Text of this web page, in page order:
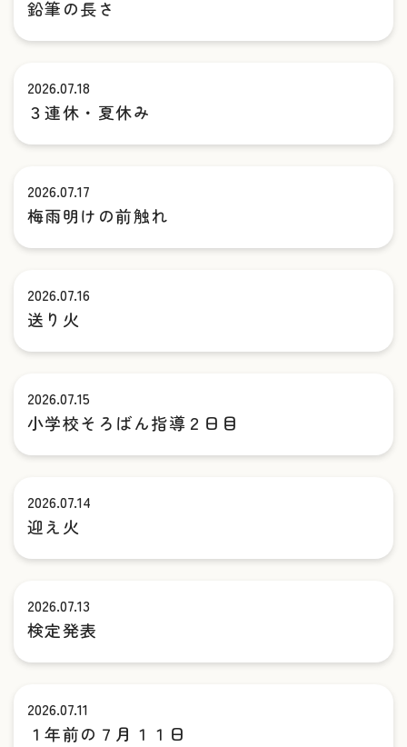
鉛筆の長さ
2026.07.18
３連休・夏休み
2026.07.17
梅雨明けの前触れ
2026.07.16
送り火
2026.07.15
小学校そろばん指導２日目
2026.07.14
迎え火
2026.07.13
検定発表
2026.07.11
１年前の７月１１日